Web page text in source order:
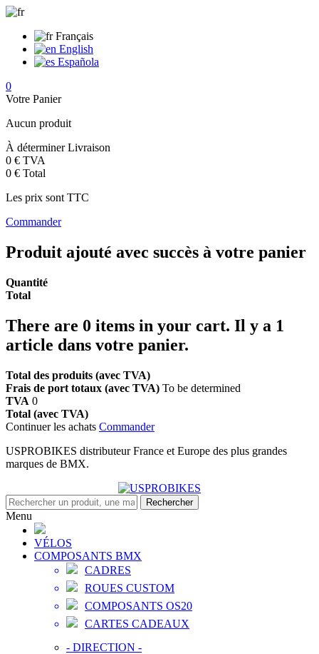
Français
English
Española
0
Votre Panier
Aucun produit
À déterminerLivraison
0 € TVA
0 € Total
Les prix sont TTC
Commander
Produit ajouté avec succès à votre panier
Quantité
Total
There are 0 items in your cart. Il y a 1
article dans votre panier.
Total des produits (avec TVA)
Frais de port totaux (avec TVA) To be determined
TVA 0
Total (avec TVA)
Continuer les achats Commander
USPROBIKES distributeur France et Europe des plus grandes
marques de BMX.
Rechercher
Menu
VÉLOS
COMPOSANTS BMX
CADRES
ROUES CUSTOM
COMPOSANTS OS20
CARTES CADEAUX
- DIRECTION -